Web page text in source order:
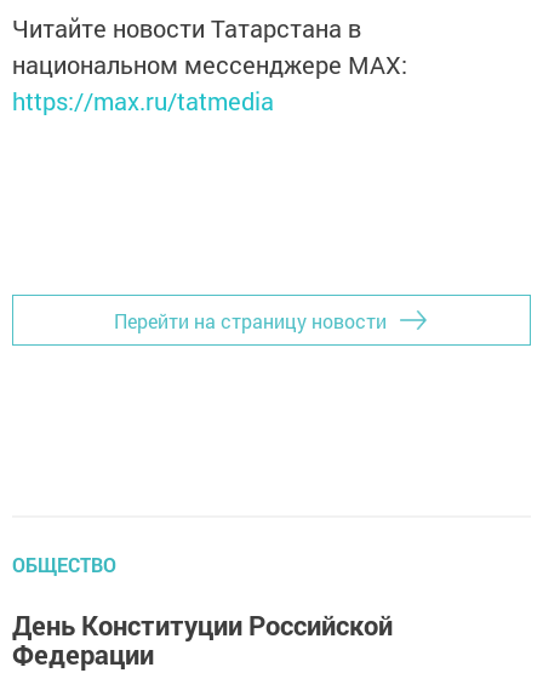
Читайте новости Татарстана в
национальном мессенджере MАХ:
https://max.ru/tatmedia
Перейти на страницу новости
ОБЩЕСТВО
День Конституции Российской
Федерации